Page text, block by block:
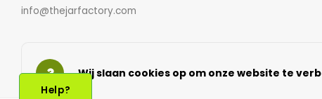
info@thejarfactory.com
Help?
Wij slaan cookies op om onze website te